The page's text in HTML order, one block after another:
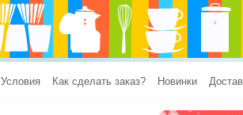
Условия Как сделать заказ? Новинки